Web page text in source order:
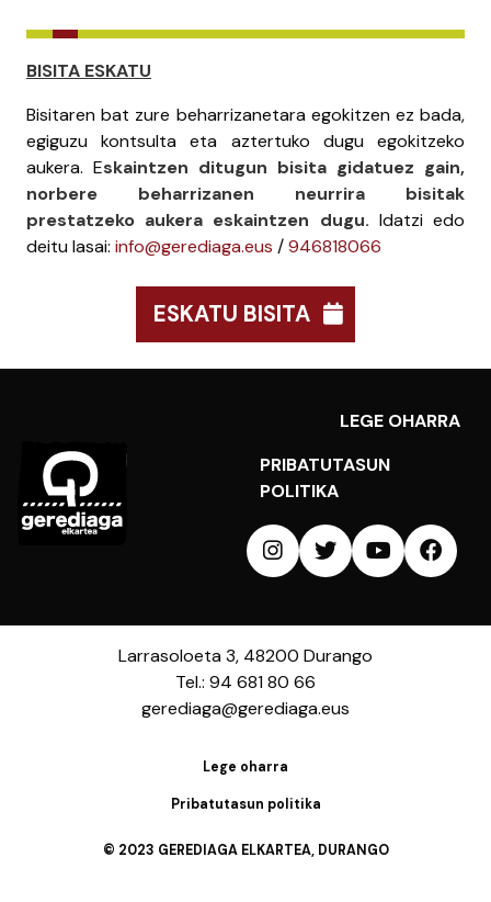
BISITA ESKATU
Bisitaren bat zure beharrizanetara egokitzen ez bada,
egiguzu kontsulta eta aztertuko dugu egokitzeko
aukera. Eskaintzen ditugun bisita gidatuez gain,
norbere beharrizanen neurrira bisitak
prestatzeko aukera eskaintzen dugu. Idatzi edo
deitu lasai: info@gerediaga.eus /946818066
ESKATU BISITA
LEGE OHARRA
PRIBATUTASUN
POLITIKA
Larrasoloeta 3, 48200 Durango
Tel.: 94 681 80 66
gerediaga@gerediaga.eus
© 2023 GEREDIAGA ELKARTEA, DURANGO
Lege oharra
Pribatutasun politika